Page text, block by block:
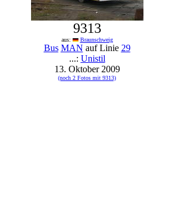
9313
aus: Braunschweig
Bus MAN auf Linie 29
...: Unistil
13. Oktober 2009
(noch 2 Fotos mit 9313)